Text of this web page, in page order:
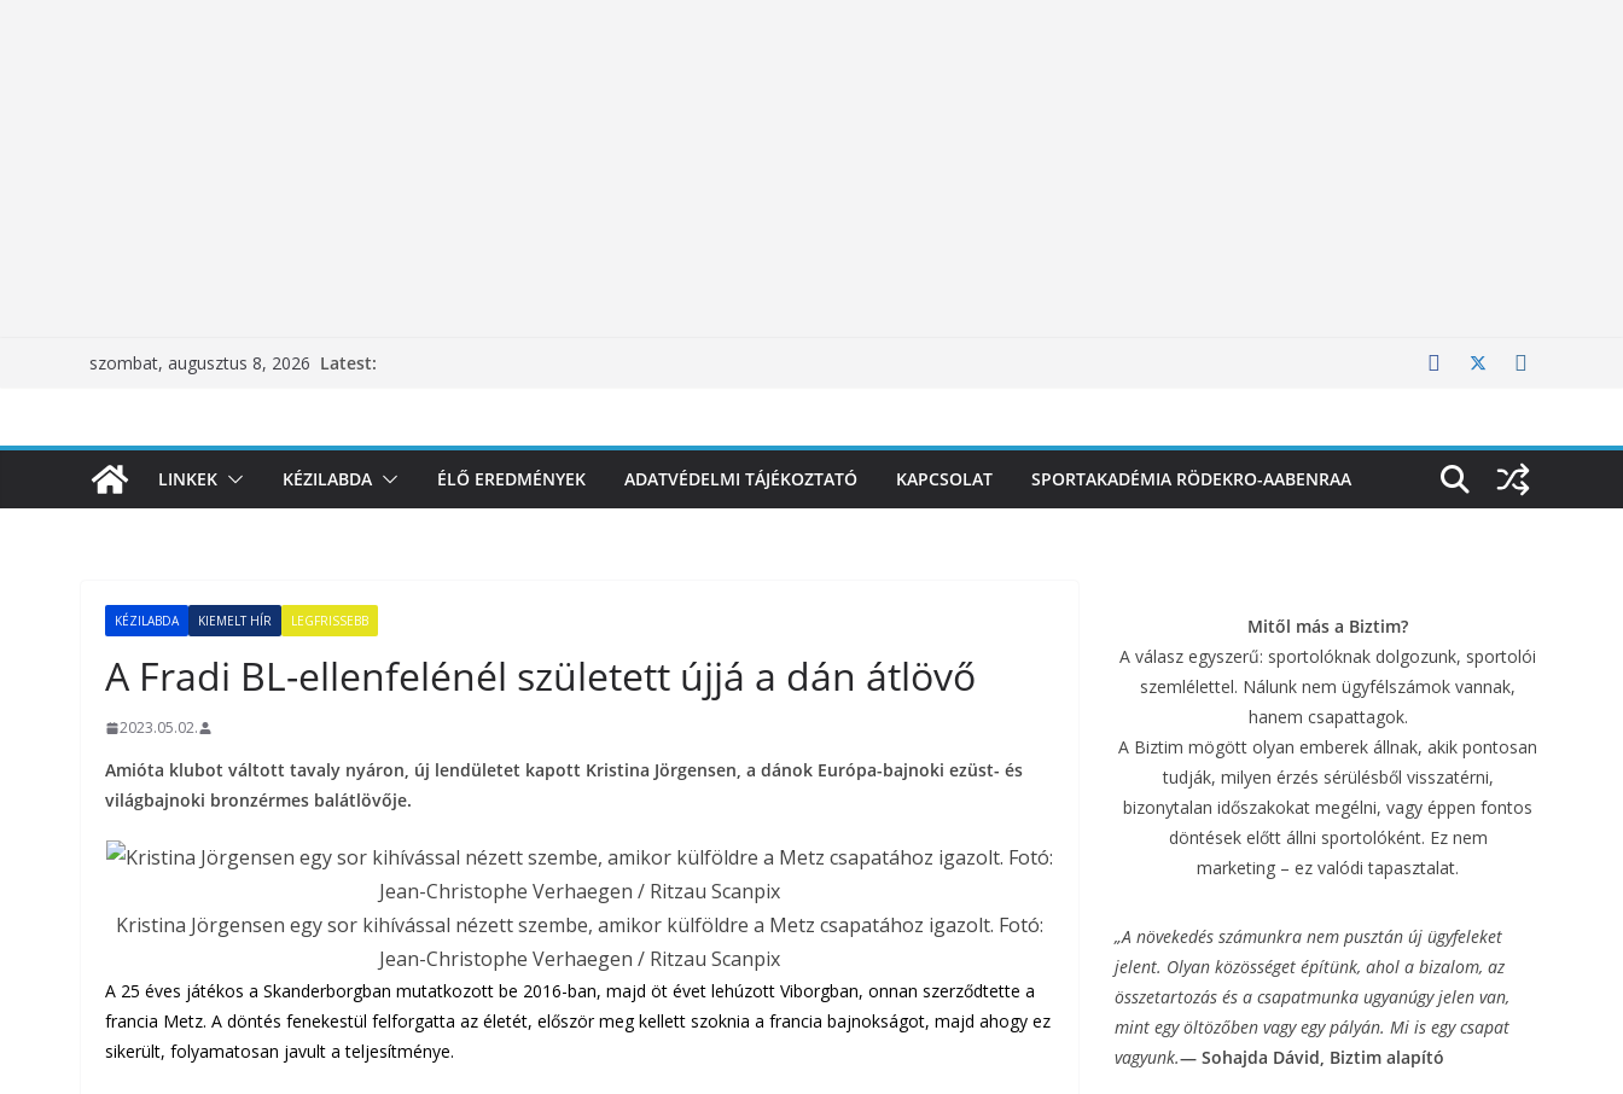
szombat, augusztus 8, 2026 Latest:
LINKEK KÉZILABDA ÉLŐ EREDMÉNYEK ADATVÉDELMI TÁJÉKOZTATÓ KAPCSOLAT SPORTAKADÉMIA RÖDEKRO-AABENRAA
KÉZILABDA KIEMELT HÍR LEGFRISSEBB
A Fradi BL-ellenfelénél született újjá a dán átlövő
2023.05.02.
Amióta klubot váltott tavaly nyáron, új lendületet kapott Kristina Jörgensen, a dánok Európa-bajnoki ezüst- és
világbajnoki bronzérmes balátlövője.
Kristina Jörgensen egy sor kihívással nézett szembe, amikor külföldre a Metz csapatához igazolt. Fotó:
Jean-Christophe Verhaegen / Ritzau Scanpix
A 25 éves játékos a Skanderborgban mutatkozott be 2016-ban, majd öt évet lehúzott Viborgban, onnan szerződtette a
francia Metz. A döntés fenekestül felforgatta az életét, először meg kellett szoknia a francia bajnokságot, majd ahogy ez
sikerült, folyamatosan javult a teljesítménye.
Mitől más a Biztim?
A válasz egyszerű: sportolóknak dolgozunk, sportolói
szemlélettel. Nálunk nem ügyfélszámok vannak,
hanem csapattagok.
A Biztim mögött olyan emberek állnak, akik pontosan
tudják, milyen érzés sérülésből visszatérni,
bizonytalan időszakokat megélni, vagy éppen fontos
döntések előtt állni sportolóként. Ez nem
marketing – ez valódi tapasztalat.
„A növekedés számunkra nem pusztán új ügyfeleket
jelent. Olyan közösséget építünk, ahol a bizalom, az
összetartozás és a csapatmunka ugyanúgy jelen van,
mint egy öltözőben vagy egy pályán. Mi is egy csapat
vagyunk.— Sohajda Dávid, Biztim alapító